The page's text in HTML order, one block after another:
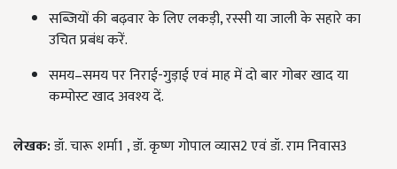
सब्जियों की बढ़वार के लिए लकड़ी, रस्सी या जाली के सहारे का
उचित प्रबंध करें.
समय–समय पर निराई-गुड़ाई एवं माह में दो बार गोबर खाद या
कम्पोस्ट खाद अवश्य दें.
लेखक:डॉ. चारू शर्मा1 , डॉ. कृष्ण गोपाल व्यास2 एवं डॉ. राम निवास3